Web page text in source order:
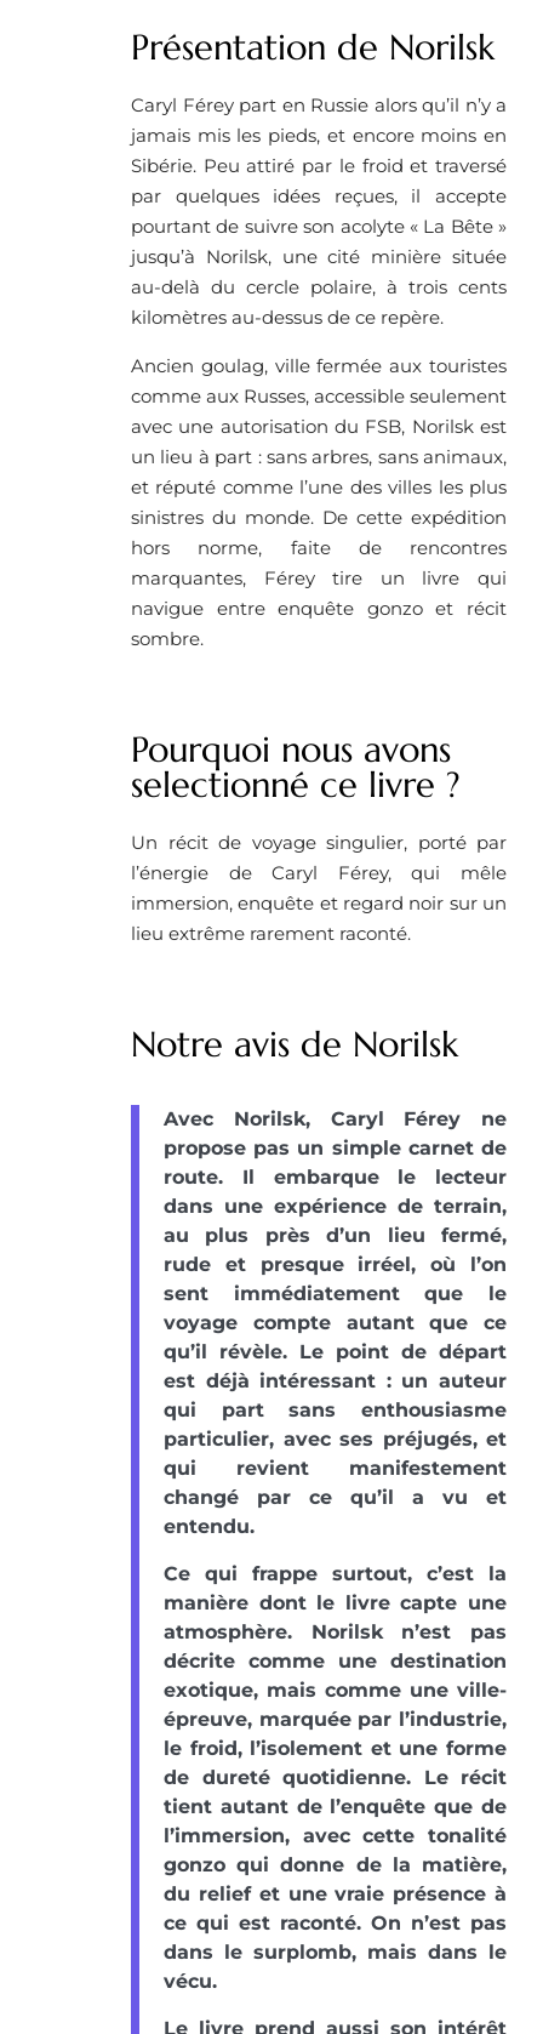
Présentation de Norilsk
Caryl Férey part en Russie alors qu’il n’y a
jamais mis les pieds, et encore moins en
Sibérie. Peu attiré par le froid et traversé
par quelques idées reçues, il accepte
pourtant de suivre son acolyte « La Bête »
jusqu’à Norilsk, une cité minière située
au-delà du cercle polaire, à trois cents
kilomètres au-dessus de ce repère.
Ancien goulag, ville fermée aux touristes
comme aux Russes, accessible seulement
avec une autorisation du FSB, Norilsk est
un lieu à part : sans arbres, sans animaux,
et réputé comme l’une des villes les plus
sinistres du monde. De cette expédition
hors norme, faite de rencontres
marquantes, Férey tire un livre qui
navigue entre enquête gonzo et récit
sombre.
Pourquoi nous avons
selectionné ce livre ?
Un récit de voyage singulier, porté par
l’énergie de Caryl Férey, qui mêle
immersion, enquête et regard noir sur un
lieu extrême rarement raconté.
Notre avis de Norilsk
Avec Norilsk, Caryl Férey ne
propose pas un simple carnet de
route. Il embarque le lecteur
dans une expérience de terrain,
au plus près d’un lieu fermé,
rude et presque irréel, où l’on
sent immédiatement que le
voyage compte autant que ce
qu’il révèle. Le point de départ
est déjà intéressant : un auteur
qui part sans enthousiasme
particulier, avec ses préjugés, et
qui revient manifestement
changé par ce qu’il a vu et
entendu.
Ce qui frappe surtout, c’est la
manière dont le livre capte une
atmosphère. Norilsk n’est pas
décrite comme une destination
exotique, mais comme une ville-
épreuve, marquée par l’industrie,
le froid, l’isolement et une forme
de dureté quotidienne. Le récit
tient autant de l’enquête que de
l’immersion, avec cette tonalité
gonzo qui donne de la matière,
du relief et une vraie présence à
ce qui est raconté. On n’est pas
dans le surplomb, mais dans le
vécu.
Le livre prend aussi son intérêt